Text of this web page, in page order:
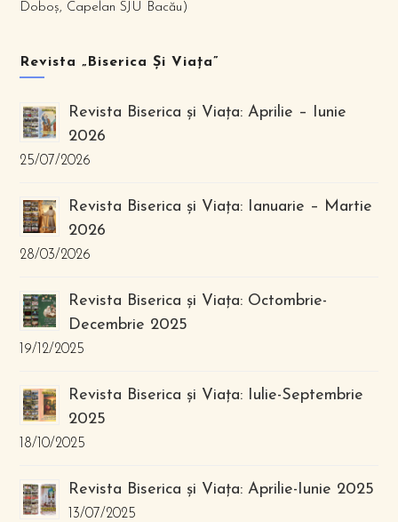
Doboș, Capelan SJU Bacău)
Revista „Biserica Și Viața”
Revista Biserica și Viața: Aprilie – Iunie
2026
25/07/2026
Revista Biserica și Viața: Ianuarie – Martie
2026
28/03/2026
Revista Biserica și Viața: Octombrie-
Decembrie 2025
19/12/2025
Revista Biserica și Viața: Iulie-Septembrie
2025
18/10/2025
Revista Biserica și Viața: Aprilie-Iunie 2025
13/07/2025